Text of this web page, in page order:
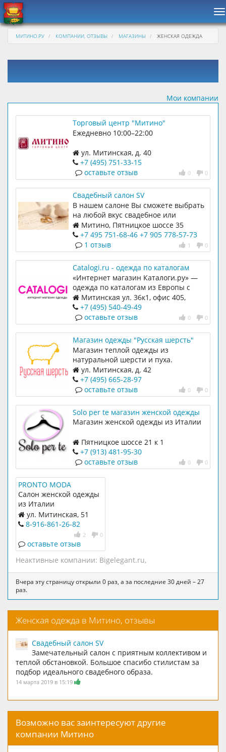
МИТИНО.РУ КОМПАНИИ, ОТЗЫВЫ МАГАЗИНЫ ЖЕНСКАЯ ОДЕЖДА
Мои компании
Торговый центр "Митино"
Ежедневно 10:00–22:00
ул. Митинская, д. 40
+7 (495) 751-33-15
0 0
оставьте отзыв
Свадебный салон SV
В нашем салоне Вы сможете выбрать
на любой вкус свадебное или
вечернее платье, подобрать к ним
аксессуары.
Митино, Пятницкое шоссе 35
+7 495 751-68-46 +7 905 778-57-73
1 0
1 отзыв
Catalogi.ru - одежда по каталогам
ОТТО, Alba Moda, Madeleine и еще
более 60 онлайн каталогов.
«Интернет магазин Каталоги.ру» —
одежда по каталогам из Европы с
доставкой по России.
Митинская ул. 36к1, офис 405,
Москва, 1253430
+7 (495) 540-49-49
0 0
оставьте отзыв
Магазин одежды "Русская шерсть"
Магазин теплой одежды из
натуральной шерсти и пуха.
ул. Митинская, д. 42
+7 (495) 665-28-97
0 0
оставьте отзыв
Solo per te магазин женской одежды
из Италии
Магазин женской одежды из Италии
Пятницкое шоссе 21 к 1
+7 (913) 481-95-30
0 0
оставьте отзыв
PRONTO MODA
Салон женской одежды
из Италии
ул. Митинская, 51
8-916-861-26-82
2 0
оставьте отзыв
Неактивные компании: Bigelegant.ru,
Вчера эту страницу открыли 0 раз, а за последние 30 дней – 27
раз.
Женская одежда в Митино, отзывы
Свадебный салон SV
Замечательный салон с приятным коллективом и
теплой обстановкой. Большое спасибо стилистам за
подбор идеального свадебного образа.
14 марта 2019 в 15:19
Возможно вас заинтересуют другие
компании Митино